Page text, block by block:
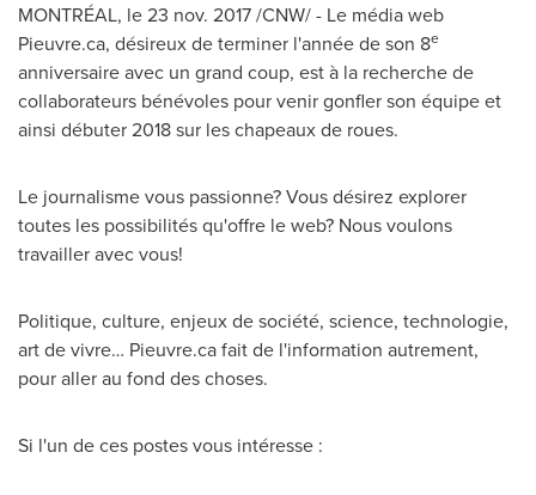
MONTRÉAL, le23 nov. 2017/CNW/ - Le média web
Pieuvre.ca, désireux de terminer l'année de son 8e
anniversaire avec un grand coup, est à la recherche de
collaborateurs bénévoles pour venir gonfler son équipe et
ainsi débuter 2018 sur les chapeaux de roues.
Le journalisme vous passionne? Vous désirez explorer
toutes les possibilités qu'offre le web? Nous voulons
travailler avec vous!
Politique, culture, enjeux de société, science, technologie,
art de vivre… Pieuvre.ca fait de l'information autrement,
pour aller au fond des choses.
Si l'un de ces postes vous intéresse :